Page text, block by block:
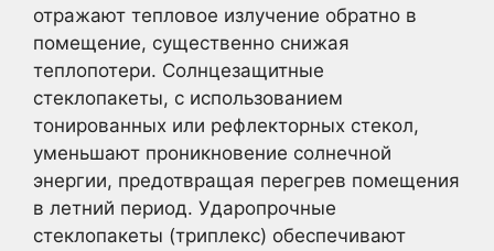
отражают тепловое излучение обратно в
помещение, существенно снижая
теплопотери. Солнцезащитные
стеклопакеты, с использованием
тонированных или рефлекторных стекол,
уменьшают проникновение солнечной
энергии, предотвращая перегрев помещения
в летний период. Ударопрочные
стеклопакеты (триплекс) обеспечивают